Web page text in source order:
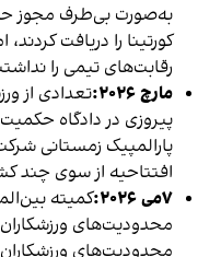
به‌صورت بی‌طرف مجوز
کورتینا را دریافت
رقابت‌های تیمی را
مارچ ۲۰۲۶:
تعدادی از
پیروزی در دادگاه
پارالمپیک زمستانی
افتتاحیه از سوی چند
۷می ۲۰۲۶:
کمیته
محدودیت‌های
محدودیت‌های